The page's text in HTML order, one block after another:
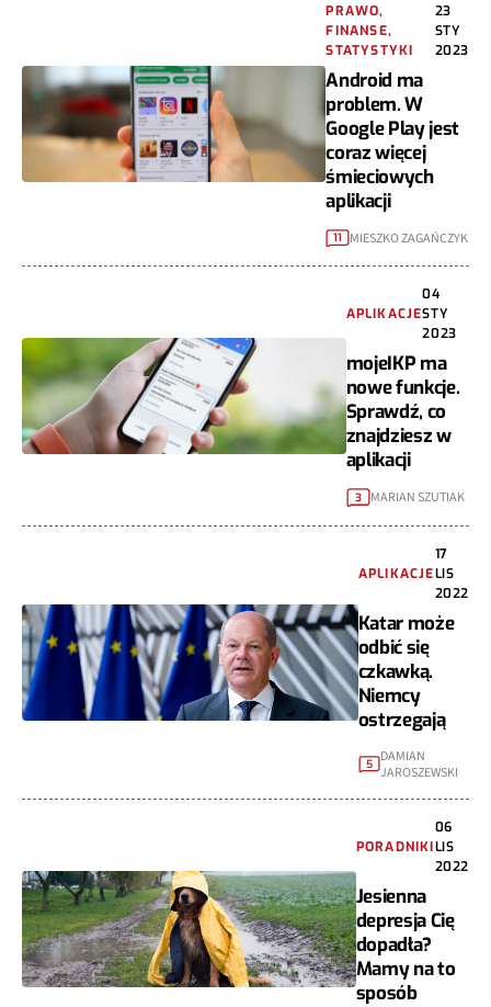
PRAWO,
FINANSE,
STATYSTYKI
23
STY
2023
Android ma
problem. W
Google Play jest
coraz więcej
śmieciowych
aplikacji
11 MIESZKO ZAGAŃCZYK
APLIKACJE
04
STY
2023
mojeIKP ma
nowe funkcje.
Sprawdź, co
znajdziesz w
aplikacji
3 MARIAN SZUTIAK
APLIKACJE
17
LIS
2022
Katar może
odbić się
czkawką.
Niemcy
ostrzegają
5 DAMIAN
JAROSZEWSKI
PORADNIKI
06
LIS
2022
Jesienna
depresja Cię
dopadła?
Mamy na to
sposób